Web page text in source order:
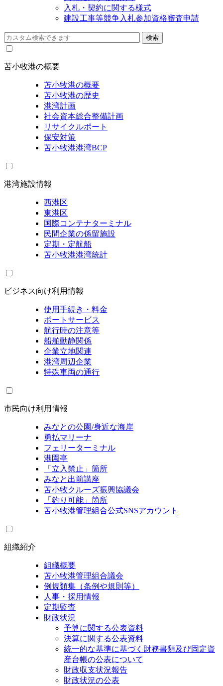
入札・契約に関する様式
建設工事等競争入札参加資格審査申請
苫小牧港の概要
苫小牧港の概要
苫小牧港の歴史
港湾計画
社会資本総合整備計画
リサイクルポート
保安対策
苫小牧港港湾BCP
港湾施設情報
西港区
東港区
国際コンテナターミナル
民間企業の係留施設
定期・定航船
苫小牧港港湾統計
ビジネス向け利用情報
使用手続き・料金
ポートサービス
航行時の注意等
船舶動静関係
企業立地関連
港湾周辺企業
特殊車両の通行
市民向け利用情報
みなとの公園/身近な海岸
勇払マリーナ
フェリーターミナル
港園亭
「立入禁止」箇所
みなと出前講座
苫小牧クルーズ振興協議会
「釣り可能」箇所
苫小牧港管理組合公式SNSアカウント
組織紹介
組織概要
苫小牧港管理組合議会
例規類集（条例や規則等）
人事・採用情報
定期監査
財政状況
予算に関する公表資料
決算に関する公表資料
統一的な基準に基づく財務書類及び固定資
産台帳の公表について
財政収支状況報告
財政状況の公表